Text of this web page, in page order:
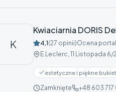
K
Kwiaciarnia DORIS
4,1(27 opinii)Ocena
E.Leclerc, 11 Listopada
estetyczne i piękne
Zamknięte +48 603